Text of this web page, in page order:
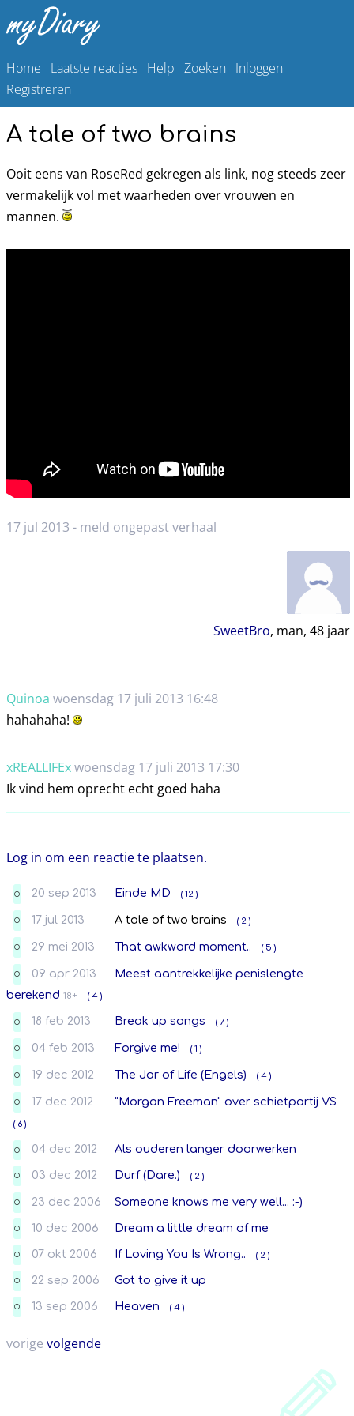
Home Laatste reacties Help Zoeken Inloggen
Registreren
A tale of two brains
Ooit eens van RoseRed gekregen als link, nog steeds zeer
vermakelijk vol met waarheden over vrouwen en
mannen.
17 jul 2013 - meld ongepast verhaal
SweetBro, man, 48jaar
Quinoa woensdag 17 juli 2013 16:48
hahahaha!
xREALLIFExwoensdag 17 juli 2013 17:30
Ik vind hem oprecht echt goed haha
Log in om een reactie te plaatsen.
O 20 sep 2013 Einde MD ( 12 )
O 17 jul 2013 A tale of two brains ( 2 )
O 29 mei 2013 That awkward moment.. ( 5 )
O 09 apr 2013
Meest aantrekkelijke penislengte
berekend 18+ ( 4 )
O 18 feb 2013 Break up songs ( 7 )
O 04 feb 2013 Forgive me! ( 1 )
O 19 dec 2012 The Jar of Life (Engels) ( 4 )
O 17 dec 2012 "Morgan Freeman" over schietpartij VS
( 6 )
O 04 dec 2012 Als ouderen langer doorwerken
O 03 dec 2012 Durf (Dare.) ( 2 )
O 23 dec 2006 Someone knows me very well... :-)
O 10 dec 2006 Dream a little dream of me
O 07 okt 2006 If Loving You Is Wrong.. ( 2 )
O 22 sep 2006 Got to give it up
O 13 sep 2006 Heaven ( 4 )
vorige volgende